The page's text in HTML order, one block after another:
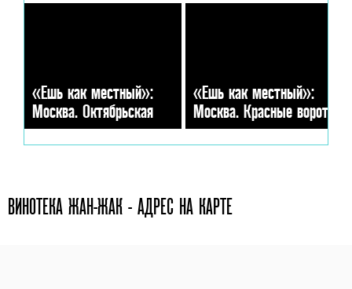
«Ешь как местный»:
Москва. Октябрьская
«Ешь как местный»:
Москва. Красные ворота
ВИНОТЕКА ЖАН-ЖАК - АДРЕС НА КАРТЕ